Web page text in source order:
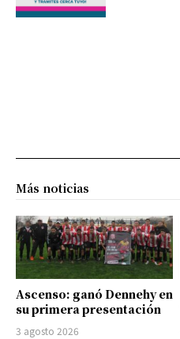
Más noticias
Ascenso: ganó Dennehy en
su primera presentación
3 agosto 2026